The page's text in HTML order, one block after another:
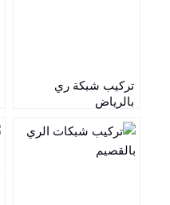
تركيب شبكة ري
بالرياض